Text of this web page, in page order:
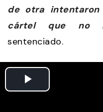
de otra
cártel que no
sentenciado.